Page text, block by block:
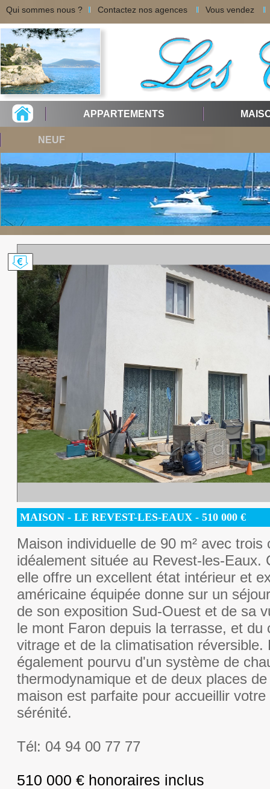
Qui sommes nous ? Contactez nos agences Vous vendez
APPARTEMENTS
NEUF
MAISON - LE REVEST-LES-EAUX - 510 000 €
Maison individuelle de 90 m² avec trois
idéalement située au Revest-les-Eaux.
elle offre un excellent état intérieur et
américaine équipée donne sur un
de son exposition Sud-Ouest et de sa
le mont Faron depuis la terrasse, et du
vitrage et de la climatisation réversible.
également pourvu d'un système de
thermodynamique et de deux places
maison est parfaite pour accueillir
sérénité.
Tél: 04 94 00 77 77
510 000 € honoraires inclus